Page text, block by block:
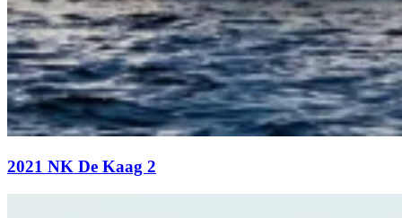
2021 NK De Kaag 2